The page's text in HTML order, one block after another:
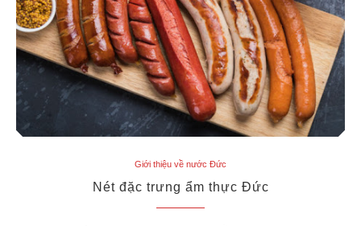
Giới thiệu về nước Đức
Nét đặc trưng ẩm thực Đức